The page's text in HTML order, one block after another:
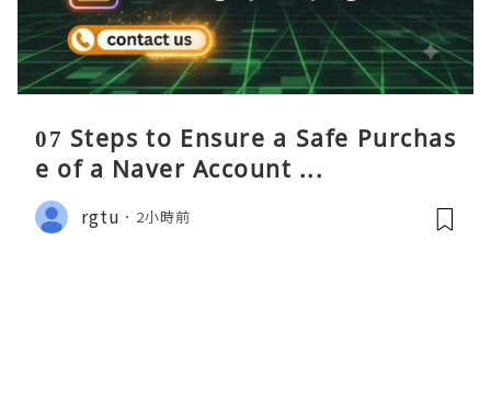
07 Steps to Ensure a Safe Purchas
e of a Naver Account ...
rgtu 2小時前